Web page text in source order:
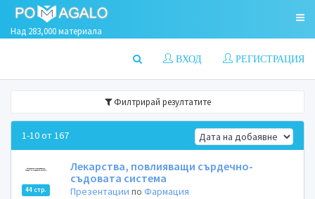
Над 283,000 материала
РЕГИСТРАЦИЯ
ВХОД
Филтрирай резултатите
1-10 от 167
44 стр.
Лекарства, повлияващи сърдечно-
съдовата система
Презентации поФармация